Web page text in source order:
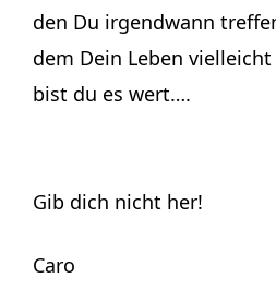
den Du irgendwann
dem Dein Leben
bist du es wert….
Gib dich nicht her!
Caro